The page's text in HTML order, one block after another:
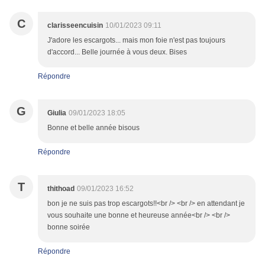
C clarisseencuisin 10/01/2023 09:11
J'adore les escargots... mais mon foie n'est pas toujours
d'accord... Belle journée à vous deux. Bises
Répondre
G Giulia 09/01/2023 18:05
Bonne et belle année bisous
Répondre
T thithoad 09/01/2023 16:52
bon je ne suis pas trop escargots!!<br /> <br /> en attendant je
vous souhaite une bonne et heureuse année<br /> <br />
bonne soirée
Répondre